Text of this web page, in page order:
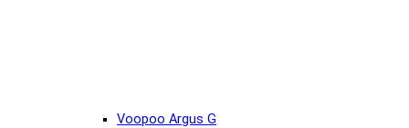
Voopoo Argus G